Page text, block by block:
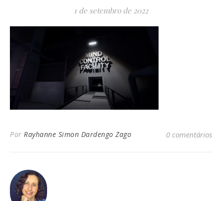
1 de setembro de 2022
Por Rayhanne Simon Dardengo Zago 0 comentários